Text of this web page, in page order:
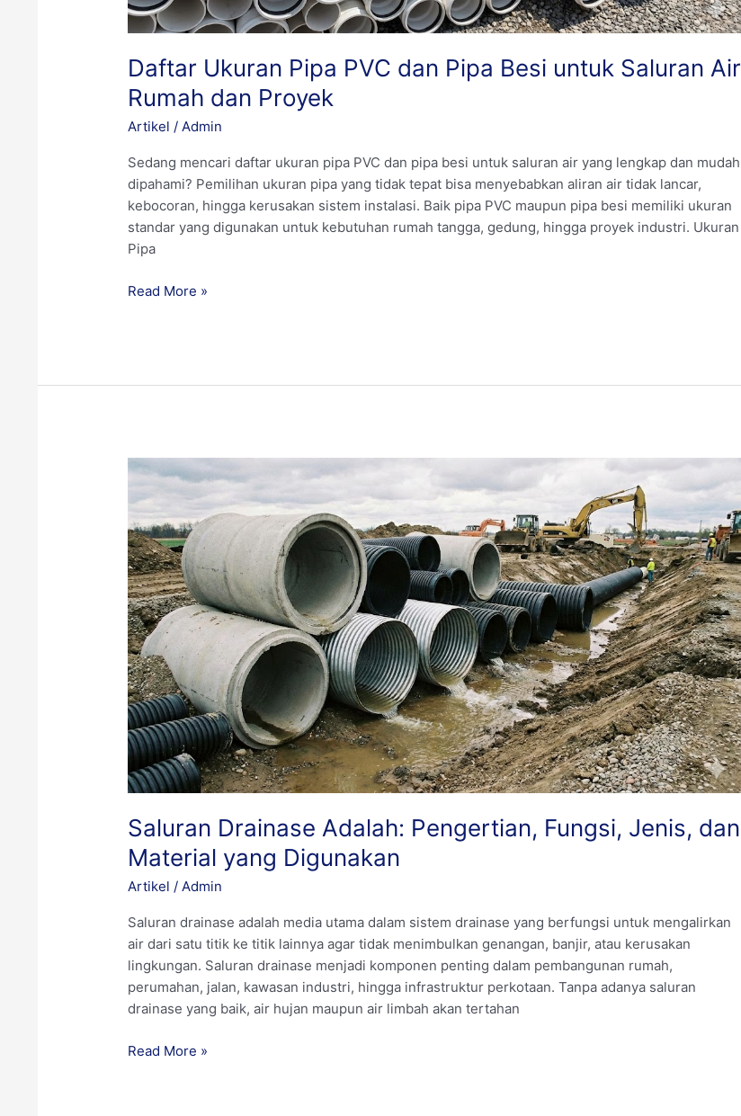
Daftar Ukuran Pipa PVC dan Pipa Besi untuk Saluran Air
Rumah dan Proyek
Artikel / Admin
Sedang mencari daftar ukuran pipa PVC dan pipa besi untuk saluran air yang lengkap dan mudah
dipahami? Pemilihan ukuran pipa yang tidak tepat bisa menyebabkan aliran air tidak lancar,
kebocoran, hingga kerusakan sistem instalasi. Baik pipa PVC maupun pipa besi memiliki ukuran
standar yang digunakan untuk kebutuhan rumah tangga, gedung, hingga proyek industri. Ukuran
Pipa
Read More »
Saluran Drainase Adalah: Pengertian, Fungsi, Jenis, dan
Material yang Digunakan
Artikel / Admin
Saluran drainase adalah media utama dalam sistem drainase yang berfungsi untuk mengalirkan
air dari satu titik ke titik lainnya agar tidak menimbulkan genangan, banjir, atau kerusakan
lingkungan. Saluran drainase menjadi komponen penting dalam pembangunan rumah,
perumahan, jalan, kawasan industri, hingga infrastruktur perkotaan. Tanpa adanya saluran
drainase yang baik, air hujan maupun air limbah akan tertahan
Saluran
Drainase
Adalah:
Pengertian,
Fungsi,
Jenis,
dan
Material
yang
Digunakan
Read More »